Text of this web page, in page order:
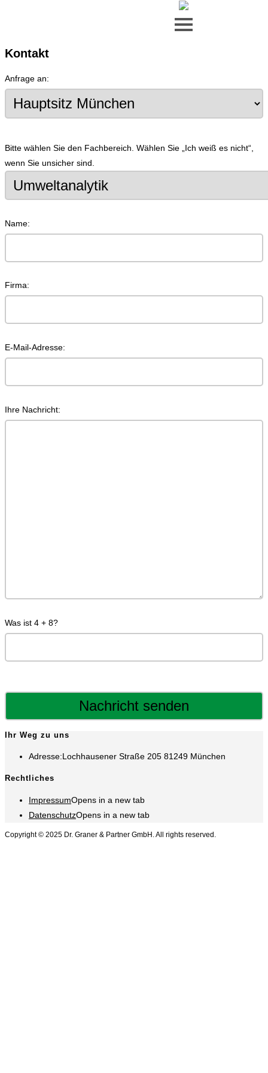
Kontakt
Anfrage an:
Bitte wählen Sie den Fachbereich. Wählen Sie „Ich weiß es nicht“,
wenn Sie unsicher sind.
Name:
Firma:
E-Mail-Adresse:
Ihre Nachricht:
Was ist 4 + 8?
Ihr Weg zu uns
Adresse:Lochhausener Straße 205 81249 München
Rechtliches
ImpressumOpens in a new tab
DatenschutzOpens in a new tab
Copyright © 2025 Dr. Graner & Partner GmbH. All rights reserved.